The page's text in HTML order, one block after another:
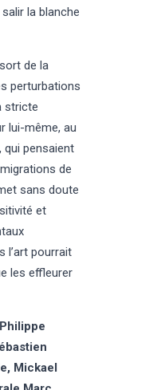
la blanche
de la
perturbations
stricte
lui-même, au
qui pensaient
de
sans doute
et
l’art pourrait
les effleurer
Mickael